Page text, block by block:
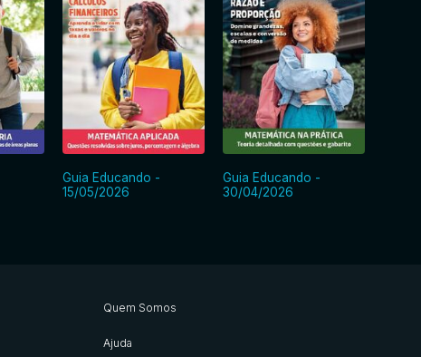
Guia Educando -
15/05/2026
Guia Educando -
30/04/2026
Quem Somos
Ajuda